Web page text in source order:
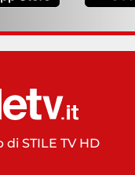
STILE TV HD